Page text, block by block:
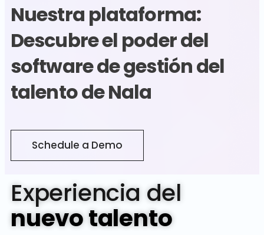
Nuestra plataforma:
Descubre el poder del
software de gestión del
talento de Nala
Schedule a Demo
Experiencia del
nuevo talento